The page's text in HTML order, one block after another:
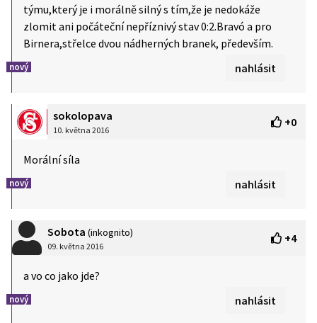
týmu,který je i morálně silný s tím,že je nedokáže
zlomit ani počáteční nepříznivý stav 0:2.Bravó a pro
Birnera,střelce dvou nádherných branek, především.
nový nahlásit
sokolopava
10. května 2016
+0
Morální síla
nový nahlásit
Sobota (inkognito)
09. května 2016
+4
a vo co jako jde?
nový nahlásit